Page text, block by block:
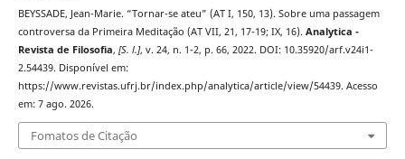
BEYSSADE, Jean-Marie. “Tornar-se ateu” (AT I, 150, 13). Sobre uma passagem
controversa da Primeira Meditação (AT VII, 21, 17-19; IX, 16). Analytica -
Revista de Filosofia, [S. l.], v. 24, n. 1-2, p. 66, 2022. DOI: 10.35920/arf.v24i1-
2.54439. Disponível em:
https://www.revistas.ufrj.br/index.php/analytica/article/view/54439. Acesso
em: 7 ago. 2026.
Fomatos de Citação